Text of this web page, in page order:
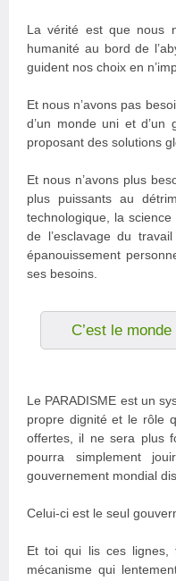
La vérité est que nous
humanité au bord de
guident nos choix en
Et nous n’avons pas
d’un monde uni et d’un
proposant des solutions
Et nous n’avons plus
plus puissants au
technologique, la
de l’esclavage du
épanouissement
ses besoins.
C’est le
Le PARADISME est un
propre dignité et le rôle
offertes, il ne sera plus
pourra simplement
gouvernement mondial
Celui-ci est le seul
Et toi qui lis ces lignes,
mécanisme qui